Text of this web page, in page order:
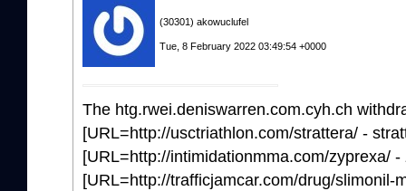
(30301) akowuclufel
Tue, 8 February 2022 03:49:54 +0000
The htg.rwei.deniswarren.com.cyh.ch
[URL=http://usctriathlon.com/strattera/ -
[URL=http://intimidationmma.com/zyprexa/ -
[URL=http://trafficjamcar.com/drug/slimonil-